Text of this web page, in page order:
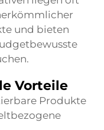
und bieten
Vorteile
Produkte